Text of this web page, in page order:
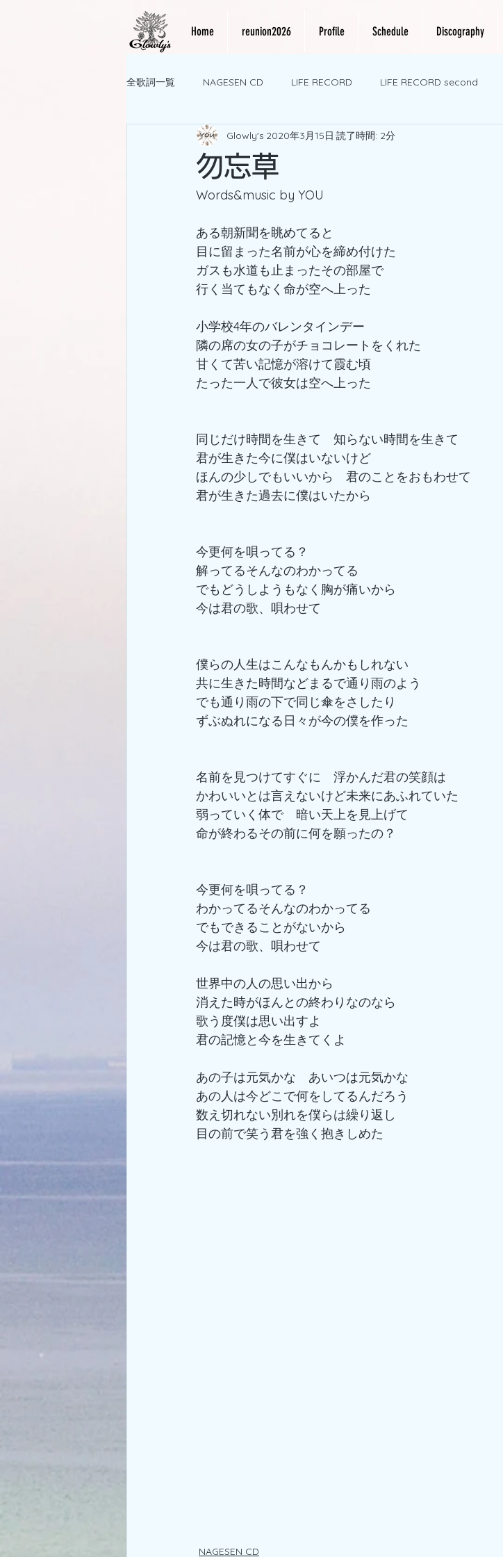
Home reunion2026 Profile Schedule Discography
全歌詞一覧 NAGESEN CD LIFE RECORD LIFE RECORD second
勿忘草
Glowly's 2020年3月15日 読了時間: 2分
Words&music by YOU
ある朝新聞を眺めてると
目に留まった名前が心を締め付けた
ガスも水道も止まったその部屋で
行く当てもなく命が空へ上った
小学校4年のバレンタインデー
隣の席の女の子がチョコレートをくれた
甘くて苦い記憶が溶けて霞む頃
たった一人で彼女は空へ上った
同じだけ時間を生きて　知らない時間を生きて
君が生きた今に僕はいないけど
ほんの少しでもいいから　君のことをおもわせて
君が生きた過去に僕はいたから
今更何を唄ってる？
解ってるそんなのわかってる
でもどうしようもなく胸が痛いから
今は君の歌、唄わせて
僕らの人生はこんなもんかもしれない
共に生きた時間などまるで通り雨のよう
でも通り雨の下で同じ傘をさしたり
ずぶぬれになる日々が今の僕を作った
名前を見つけてすぐに　浮かんだ君の笑顔は
かわいいとは言えないけど未来にあふれていた
弱っていく体で　暗い天上を見上げて
命が終わるその前に何を願ったの？
今更何を唄ってる？
わかってるそんなのわかってる
でもできることがないから
今は君の歌、唄わせて
世界中の人の思い出から
消えた時がほんとの終わりなのなら
歌う度僕は思い出すよ
君の記憶と今を生きてくよ
あの子は元気かな　あいつは元気かな
あの人は今どこで何をしてるんだろう
数え切れない別れを僕らは繰り返し
目の前で笑う君を強く抱きしめた
NAGESEN CD